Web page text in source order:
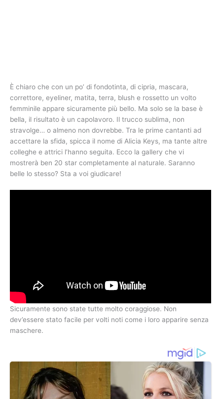
È chiaro che con un po’ di fondotinta, di cipria, mascara,
correttore, eyeliner, matita, terra, blush e rossetto un volto
femminile appare sicuramente più bello. Ma solo se la base è
bella, il risultato è un capolavoro. Il trucco sublima, non
stravolge… o almeno non dovrebbe. Tra le prime cantanti ad
accettare la sfida, spicca il nome di Alicia Keys, ma tante altre
colleghe e attrici l’hanno seguita. Ecco la gallery che vi
mostrerà ben 20 star completamente al naturale. Saranno
belle lo stesso? Sta a voi giudicare!
Sicuramente sono state tutte molto coraggiose. Non
dev’essere stato facile per volti noti come i loro apparire senza
maschere.